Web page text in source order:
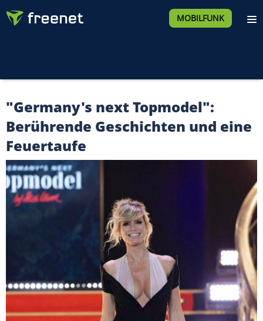
MOBILFUNK
"Germany's next Topmodel":
Berührende Geschichten und eine
Feuertaufe